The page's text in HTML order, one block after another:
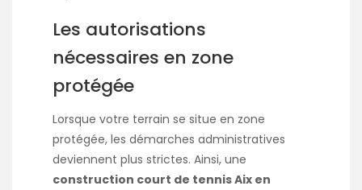
Les autorisations
nécessaires en zone
protégée
Lorsque votre terrain se situe en zone
protégée, les démarches administratives
deviennent plus strictes. Ainsi, une
construction court de tennis Aix en